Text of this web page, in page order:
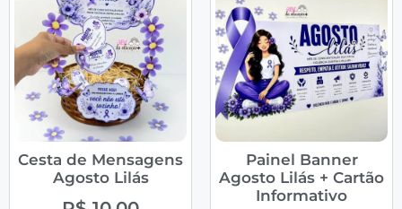
Cesta de Mensagens
Agosto Lilás
Painel Banner
Agosto Lilás + Cartão
Informativo